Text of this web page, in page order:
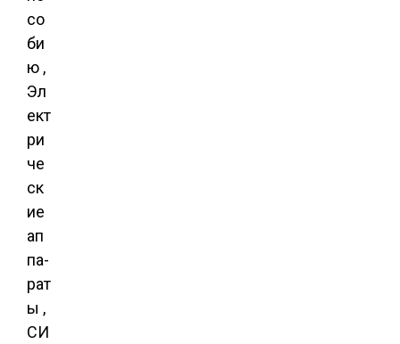
со
би
ю ,
Эл
ект
ри
че
ск
ие
ап
па­
рат
ы ,
СИ